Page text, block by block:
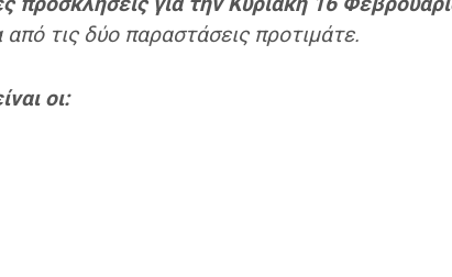
τις δύο παραστάσεις προτιμάτε.
οι: